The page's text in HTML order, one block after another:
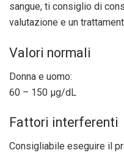
sangue, ti consiglio di
valutazione e un
Valori normali
Donna e uomo:
60 – 150 µg/dL
Fattori interferenti
Consigliabile eseguire il